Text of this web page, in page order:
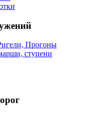
Прогоны
ступени